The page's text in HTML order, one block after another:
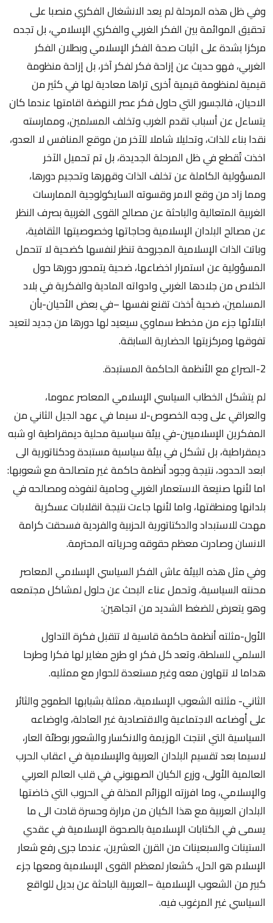
وفي ظل هذه المرحلة لم يعد الانشغال الفكري منصبا على
تحقيق الموائمة بين الفكر الغربي والفكري الإسلامي، بل تجده
مركزا بشدة على اثبات صحة الفكر الإسلامي وبطلان الفكر
الغربي، فهو حديث عن إزاحة فكر لفكر آخر، بل إزاحة منظومة
قيمية لمنظومة قيمية أخرى تراها معادية لها في كثير من
الاحيان، فالجسور التي حاول فكر عصر النهضة اقامتها عندما كان
يتساءل عن أسباب تقدم الغرب وتخلف المسلمين، وممارسته
نقدا بناء للذات، وتحليلا شاملا للآخر من موقع المنافس لا العدو،
اخذت تُقطع في ظل المرحلة الجديدة، بل تم تحميل الآخر
المسؤولية الكاملة عن تخلف الذات وقهرها وتحجيم دورها،
ومما زاد من وقع الامر وقسوته السايكولوجية الممارسات
الغربية المتعالية والباحثة عن مصالح القوى الغربية بصرف النظر
عن مصالح البلدان الإسلامية وحاجاتها وخصوصيتها الثقافية،
وباتت الذات الإسلامية المجروحة تنظر لنفسها كضحية لا تتحمل
المسؤولية عن استمرار اخضاعها، ضحية يتمحور دورها حول
الخلاص من جلادها الغربي وادواته المادية والفكرية في بلاد
المسلمين، ضحية أخذت تقنع نفسها –في بعض الأحيان-بأن
ابتلائها جزء من مخطط سماوي سيعيد لها دورها من جديد لتعيد
تفوقها ومركزيتها الحضارية السابقة.
2-الصراع مع الأنظمة الحاكمة المستبدة.
لم يتشكل الخطاب السياسي الإسلامي المعاصر عموما،
والعراقي على وجه الخصوص-لا سيما في عهد الجيل الثاني من
المفكرين الإسلاميين-في بيئة سياسية محلية ديمقراطية او شبه
ديمقراطية، بل تشكل في بيئة سياسية مستبدة ودكتاتورية الى
ابعد الحدود، نتيجة وجود أنظمة حاكمة غير متصالحة مع شعوبها:
اما لأنها صنيعة الاستعمار الغربي وحامية لنفوذه ومصالحه في
بلدانها ومنطقتها، واما لأنها جاءت نتيجة انقلابات عسكرية
مهدت للاستبداد والدكتاتورية الحزبية والفردية فسحقت كرامة
الانسان وصادرت معظم حقوقه وحرياته المحترمة.
وفي مثل هذه البيئة عاش الفكر السياسي الإسلامي المعاصر
محنته السياسية، وتحمل عناء البحث عن حلول لمشاكل مجتمعه
وهو يتعرض للضغط الشديد من اتجاهين:
الأول-مثلته أنظمة حاكمة قاسية لا تتقبل فكرة التداول
السلمي للسلطة، وتعد كل فكر او طرح مغاير لها فكرا وطرحا
هداما لا تتهاون معه وغير مستعدة للحوار مع ممثليه.
الثاني- مثلته الشعوب الإسلامية، ممثلة بشبابها الطموح والثائر
على أوضاعه الاجتماعية والاقتصادية غير العادلة، واوضاعه
السياسية التي انتجت الهزيمة والانكسار والشعور بوطئة العار،
لاسيما بعد تقسيم البلدان العربية والإسلامية في اعقاب الحرب
العالمية الأولى، وزرع الكيان الصهيوني في قلب العالم العربي
والإسلامي، وما افرزته الهزائم المذلة في الحروب التي خاضتها
البلدان العربية مع هذا الكيان من مرارة وحسرة قادت الى ما
يسمى في الكتابات الإسلامية بالصحوة الإسلامية في عقدي
الستينات والسبعينات من القرن العشرين، عندما جرى رفع شعار
الإسلام هو الحل، كشعار لمعظم القوى الإسلامية ومعها جزء
كبير من الشعوب الإسلامية –العربية الباحثة عن بديل للواقع
السياسي غير المرغوب فيه.